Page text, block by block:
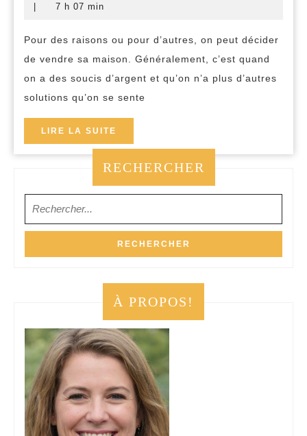
d’une
vente
immobiliere
7 h 07 min
Pour des raisons ou pour d’autres, on peut décider
de vendre sa maison. Généralement, c’est quand
on a des soucis d’argent et qu’on n’a plus d’autres
solutions qu’on se sente
LIRE LA SUITE
LA
RECHERCHER
for:
À PROPOS!